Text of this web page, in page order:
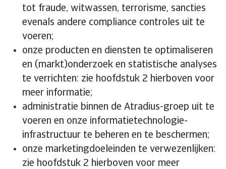
tot fraude, witwassen, terrorisme, sancties
evenals andere compliance controles uit te
voeren;
onze producten en diensten te optimaliseren
en (markt)onderzoek en statistische analyses
te verrichten: zie hoofdstuk 2 hierboven voor
meer informatie;
administratie binnen de Atradius-groep uit te
voeren en onze informatietechnologie-
infrastructuur te beheren en te beschermen;
onze marketingdoeleinden te verwezenlijken:
zie hoofdstuk 2 hierboven voor meer